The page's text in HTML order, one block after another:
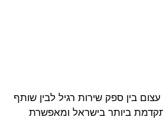
עצום בין ספק שירות רגיל לבין שותף
ביותר בישראל ומאפשרת